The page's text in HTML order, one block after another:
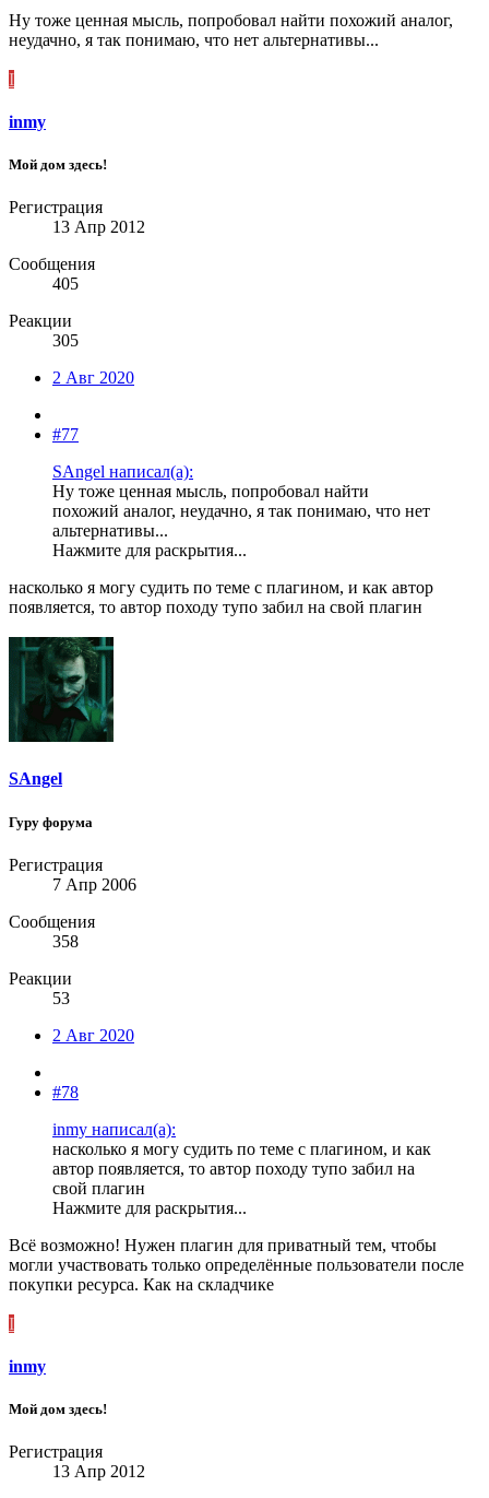
Ну тоже ценная мысль, попробовал найти похожий аналог,
неудачно, я так понимаю, что нет альтернативы...
I
inmy
Мой дом здесь!
Регистрация
13 Апр 2012
Сообщения
405
Реакции
305
2 Авг 2020
#77
SAngel написал(а):
Ну тоже ценная мысль, попробовал найти
похожий аналог, неудачно, я так понимаю, что нет
альтернативы...
Нажмите для раскрытия...
насколько я могу судить по теме с плагином, и как автор
появляется, то автор походу тупо забил на свой плагин
SAngel
Гуру форума
Регистрация
7 Апр 2006
Сообщения
358
Реакции
53
2 Авг 2020
#78
inmy написал(а):
насколько я могу судить по теме с плагином, и как
автор появляется, то автор походу тупо забил на
свой плагин
Нажмите для раскрытия...
Всё возможно! Нужен плагин для приватный тем, чтобы
могли участвовать только определённые пользователи после
покупки ресурса. Как на складчике
I
inmy
Мой дом здесь!
Регистрация
13 Апр 2012